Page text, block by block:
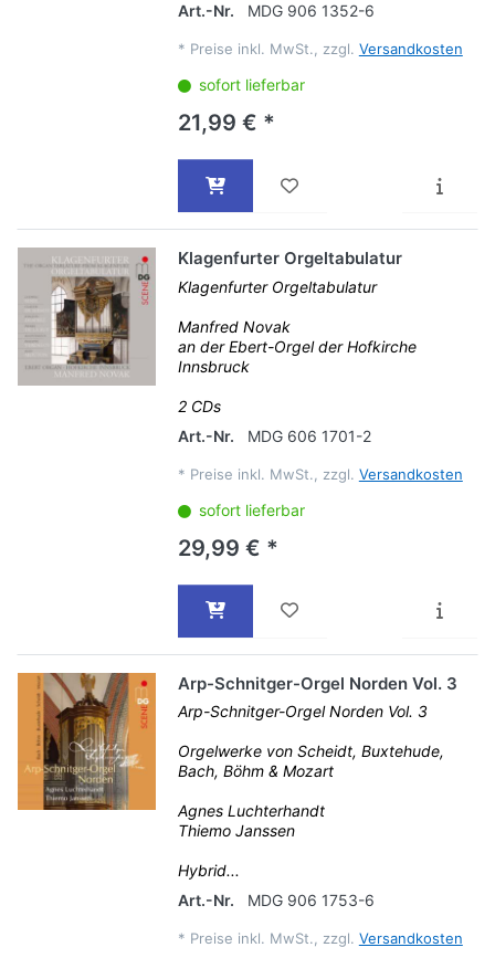
Art.-Nr.
MDG 906 1352-6
* Preise inkl. MwSt., zzgl. Versandkosten
sofort lieferbar
21,99 € *
Klagenfurter Orgeltabulatur
Klagenfurter Orgeltabulatur
Manfred Novak
an der Ebert-Orgel der Hofkirche
Innsbruck
2 CDs
Art.-Nr.
MDG 606 1701-2
* Preise inkl. MwSt., zzgl. Versandkosten
sofort lieferbar
29,99 € *
Arp-Schnitger-Orgel Norden Vol. 3
Arp-Schnitger-Orgel Norden Vol. 3
Orgelwerke von Scheidt, Buxtehude,
Bach, Böhm & Mozart
Agnes Luchterhandt
Thiemo Janssen
Hybrid...
Art.-Nr.
MDG 906 1753-6
* Preise inkl. MwSt., zzgl. Versandkosten